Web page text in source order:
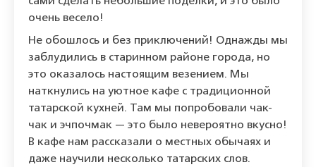
очень весело!
Не обошлось и без приключений! Однажды мы
заблудились в старинном районе города, но
это оказалось настоящим везением. Мы
наткнулись на уютное кафе с традиционной
татарской кухней. Там мы попробовали чак-
чак и эчпочмак — это было невероятно вкусно!
В кафе нам рассказали о местных обычаях и
даже научили несколько татарских слов.